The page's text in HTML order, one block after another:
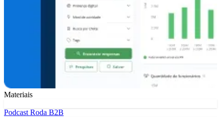
Materiais
Podcast Roda B2B